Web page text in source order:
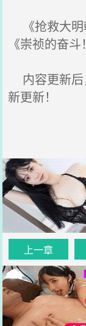
《抢救大明
《崇祯的奋
内容更新后
新更新！
上一章